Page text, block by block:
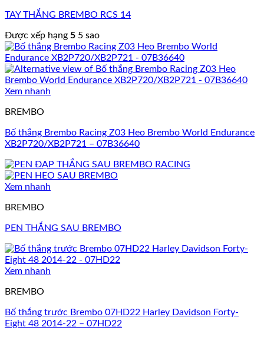
TAY THẮNG BREMBO RCS 14
Được xếp hạng 5 5 sao
Xem nhanh
BREMBO
Bố thắng Brembo Racing Z03 Heo Brembo World Endurance
XB2P720/XB2P721 – 07B36640
Xem nhanh
BREMBO
PEN THẮNG SAU BREMBO
Xem nhanh
BREMBO
Bố thắng trước Brembo 07HD22 Harley Davidson Forty-
Eight 48 2014-22 – 07HD22